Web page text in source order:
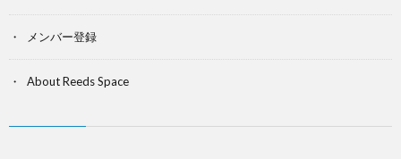
メンバー登録
About Reeds Space